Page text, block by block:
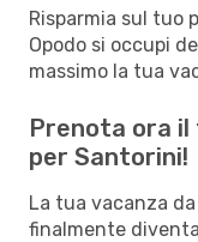
Risparmia sul tuo
Opodo si occupi
massimo la tua
Prenota ora
per Santorini!
La tua vacanza
finalmente